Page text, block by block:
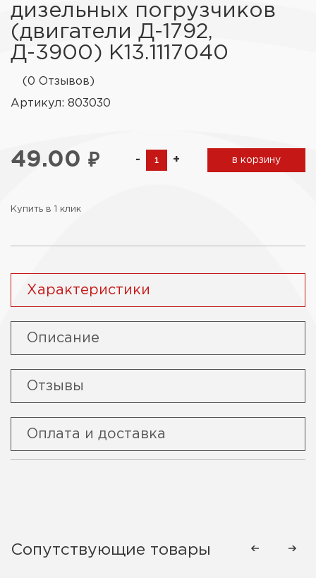
дизельных погрузчиков
(двигатели Д-1792,
Д-3900) К13.1117040
(0 Отзывов)
Артикул: 803030
49.00 ₽ - + в корзину
Купить в 1 клик
Характеристики
Описание
Отзывы
Оплата и доставка
Сопутствующие товары